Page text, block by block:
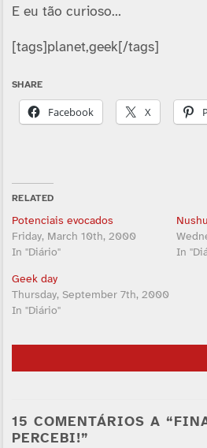
E eu tão curioso…
[tags]planet,geek[/tags]
SHARE
Facebook X
RELATED
Potenciais evocados
Friday, March 10th, 2000
In "Diário"
In
Geek day
Thursday, September 7th, 2000
In "Diário"
15 COMENTÁRIOS A
PERCEBI!”